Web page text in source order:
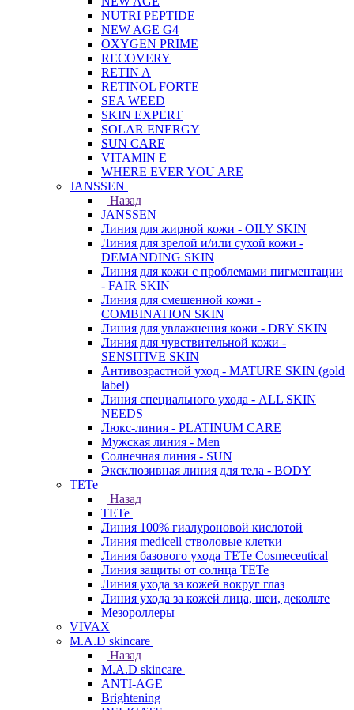
NUTRI PEPTIDE
NEW AGE G4
OXYGEN PRIME
RECOVERY
RETIN A
RETINOL FORTE
SEA WEED
SKIN EXPERT
SOLAR ENERGY
SUN CARE
VITAMIN E
WHERE EVER YOU ARE
JANSSEN
Назад
JANSSEN
Линия для жирной кожи - OILY SKIN
Линия для зрелой и/или сухой кожи -
DEMANDING SKIN
Линия для кожи с проблемами пигментации
- FAIR SKIN
Линия для смешенной кожи -
COMBINATION SKIN
Линия для увлажнения кожи - DRY SKIN
Линия для чувствительной кожи -
SENSITIVE SKIN
Антивозрастной уход - MATURE SKIN (gold
label)
Линия специального ухода - ALL SKIN
NEEDS
Люкс-линия - PLATINUM CARE
Мужская линия - Men
Солнечная линия - SUN
Эксклюзивная линия для тела - BODY
TETe
Назад
TETe
Линия 100% гиалуроновой кислотой
Линия medicell стволовые клетки
Линия базового ухода TETe Cosmeceutical
Линия защиты от солнца TETe
Линия ухода за кожей вокруг глаз
Линия ухода за кожей лица, шеи, декольте
Мезороллеры
VIVAX
M.A.D skincare
Назад
M.A.D skincare
ANTI-AGE
Brightening